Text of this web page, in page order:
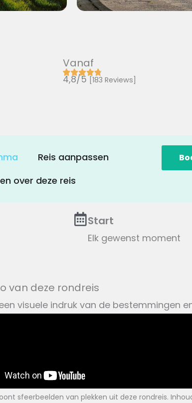
Vanaf
4,8/5[183 Reviews]
Reis aanpassen
over deze reis
Start
Elk gewenst moment
van deze rondreis
visuele indruk van de bestemmingen
sfeerbeelden van plekken uit deze rondreis.